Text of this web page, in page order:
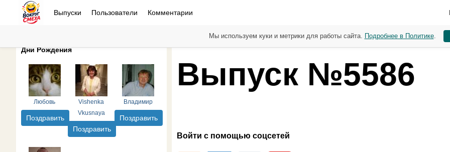
Выпуски Пользователи Комментарии
Дни Рождения
Любовь
Поздравить
Vishenka
Vkusnaya
Поздравить
Владимир
Поздравить
Выпуск №5586
Войти с помощью соцсетей
Мы используем куки и метрики для работы сайта. Подробнее в Политике.